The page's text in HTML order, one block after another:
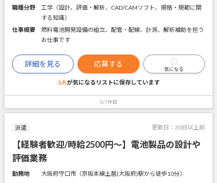
職種分野
工学（設計、評価・解析、CAD/CAMソフト、規格・規範に関
する知識）
仕事概要
燃料電池開発設備の組立、配管・配線、計測、解析補助を担う
お仕事です
詳細を見る 応募する
気になる
3人が気になるリストに保存しています
3/7件目
派遣 更新日： 30日以上前
【経験者歓迎/時給2500円～】電池製品の設計や
評価業務
勤務地
大阪府守口市（京阪本線土居(大阪府)駅から徒歩10分）